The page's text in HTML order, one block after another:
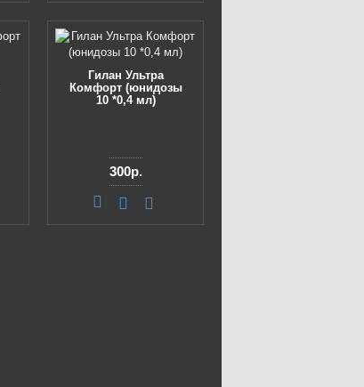
Гилан Ультра
Комфорт (юнидозы
10 *0,4 мл)
300р.